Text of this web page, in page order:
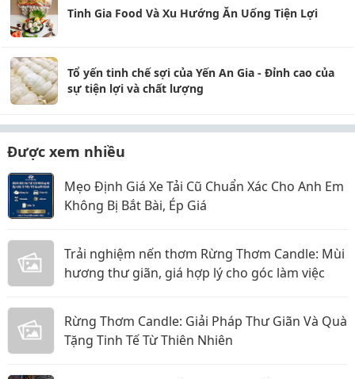
Tinh Gia Food Và Xu Hướng Ăn Uống Tiện Lợi
Tổ yến tinh chế sợi của Yến An Gia - Đỉnh cao của
sự tiện lợi và chất lượng
Được xem nhiều
Mẹo Định Giá Xe Tải Cũ Chuẩn Xác Cho Anh Em
Không Bị Bắt Bài, Ép Giá
Trải nghiệm nến thơm Rừng Thơm Candle: Mùi
hương thư giãn, giá hợp lý cho góc làm việc
Rừng Thơm Candle: Giải Pháp Thư Giãn Và Quà
Tặng Tinh Tế Từ Thiên Nhiên